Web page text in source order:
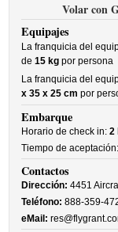
Volar con
Equipajes
La franquicia del
de15 kg por persona
La franquicia del
x 35 x 25 cm por
Embarque
Horario de check in:2
Tiempo de
Contactos
Dirección: 4451
Teléfono: 888-359-
eMail: